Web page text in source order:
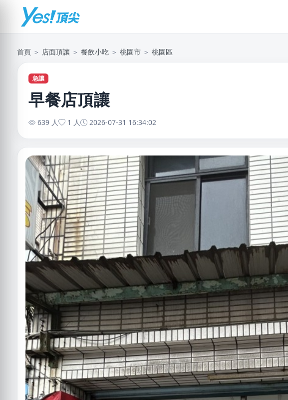
首頁 ＞ 店面頂讓 ＞ 餐飲小吃 ＞ 桃園市 ＞ 桃園區
急讓
早餐店頂讓
639 人 1 人 2026-07-31 16:34:02